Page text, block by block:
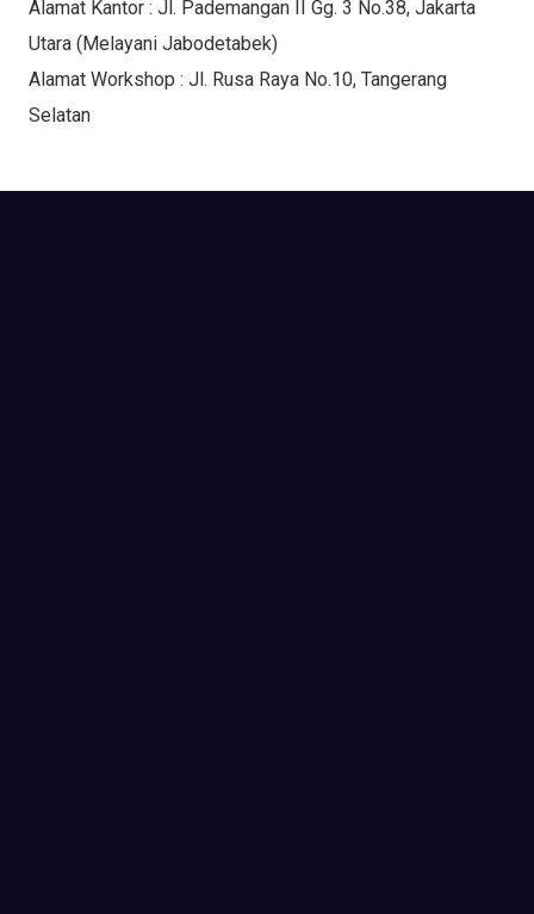
Alamat Kantor : Jl. Pademangan II Gg. 3 No.38, Jakarta
Utara (Melayani Jabodetabek)
Alamat Workshop : Jl. Rusa Raya No.10, Tangerang
Selatan